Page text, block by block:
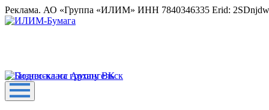
Реклама. АО «Группа «ИЛИМ» ИНН 7840346335 Erid: